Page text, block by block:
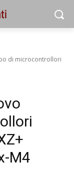
di microcontrollori
M4